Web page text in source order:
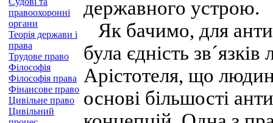
правоохоронні
органи
Теорія держави і
права
Трудове право
Філософія
Філософія права
Фінансове право
Цивільне право
Цивільний
державного устрою.
Як бачимо, для
була єдність
Арістотеля, що
основі більшості